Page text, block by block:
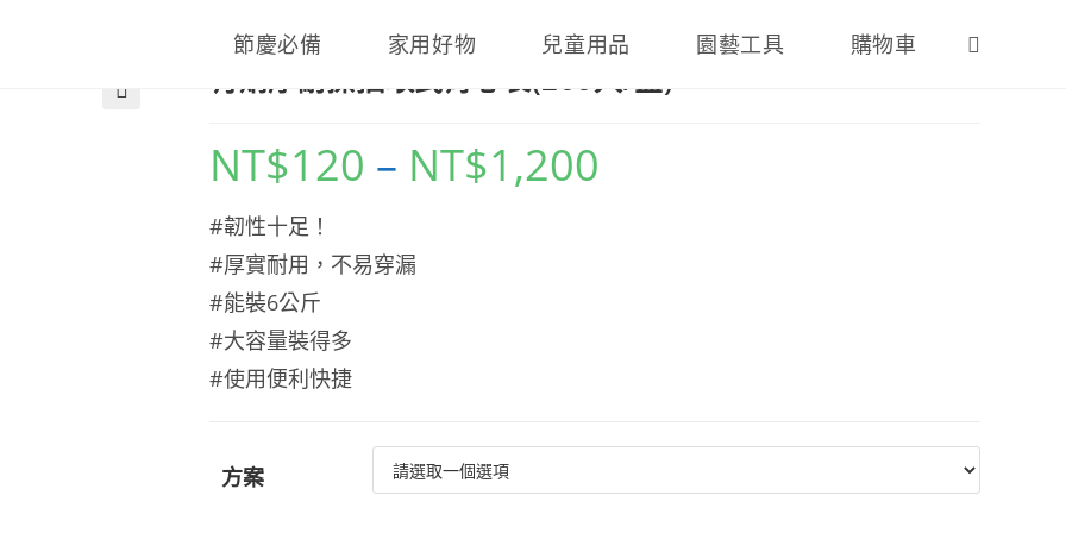
節慶必備 家用好物 兒童用品 園藝工具 購物車
有購厚耐操抽取式背心袋(200入/盒)
NT$120 – NT$1,200
#韌性十足！
#厚實耐用，不易穿漏
#能裝6公斤
#大容量裝得多
#使用便利快捷
方案